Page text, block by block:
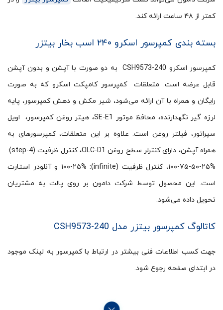
کمتر از ۴۸ ساعت ارائه کند.
بسته بندی کمپرسور اسکرو ۲۴۰ اسب بخار بیتزر
کمپرسور اسکرو CSH9573-240 به دو صورت با آپشن و بدون آپشن
قابل عرضه است. متعلقات کمپرسور کامپکت اسکرو که به صورت
رایگان و همراه با آن ارائه می‌شود، شیر مکش و دهش کمپرسور، پایه
لرزه گیر نگهدارنده، محافظ موتور SE-E1، هیتر روغن کمپرسور، اویل
سپراتور، فیلتر روغن است. علاوه بر این متعلقات، کمپرسورهای به
همراه آپشن، دارای کنترلر سطح روغن OLC-D1، کنترل ظرفیت (4-step):
۱۰۰-۷۵-۵۰-۲۵%، کنترل ظرفیت (infinite): ۱۰۰-۲۵% و آنلودر استارت
است. این محصول توسط شرکت دامون بر روی پالت به مشتریان
تحویل داده می‌شود.
کاتالوگ کمپرسور بیتزر مدل CSH9573-240
جهت کسب اطلاعات فنی بیشتر در ارتباط با کمپرسور به لینک موجود
در ابتدای صفحه رجوع شود.